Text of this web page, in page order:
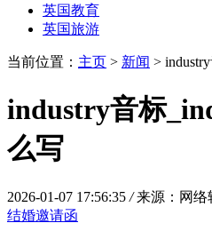
英国教育
英国旅游
当前位置： 主页 > 新闻 >
industry音标
么写
2026-01-07 17:56:35 / 来源：网络
结婚邀请函